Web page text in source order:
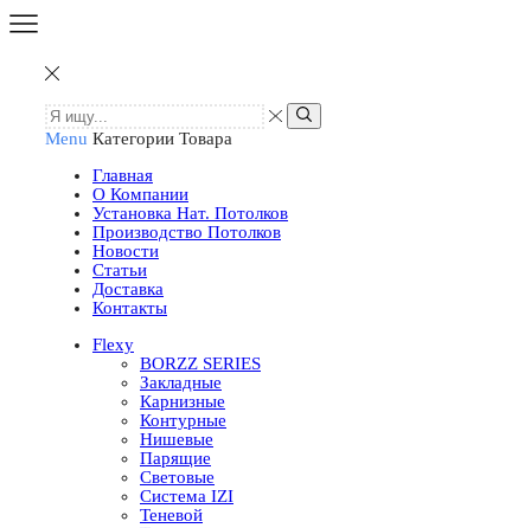
Menu Категории Товара
Главная
О Компании
Установка Нат. Потолков
Производство Потолков
Новости
Статьи
Доставка
Контакты
Flexy
BORZZ SERIES
Закладные
Карнизные
Контурные
Нишевые
Парящие
Световые
Система IZI
Теневой